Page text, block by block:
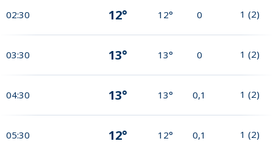
02:30 12° 12° 0 1 (2)
03:30 13° 13° 0 1 (2)
04:30 13° 13° 0,1 1 (2)
05:30 12° 12° 0,1 1 (2)